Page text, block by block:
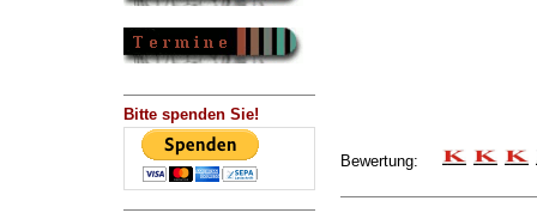
Bitte spenden Sie!
Bewertung: